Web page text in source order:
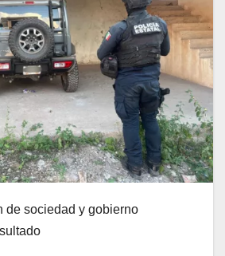
de sociedad y gobierno